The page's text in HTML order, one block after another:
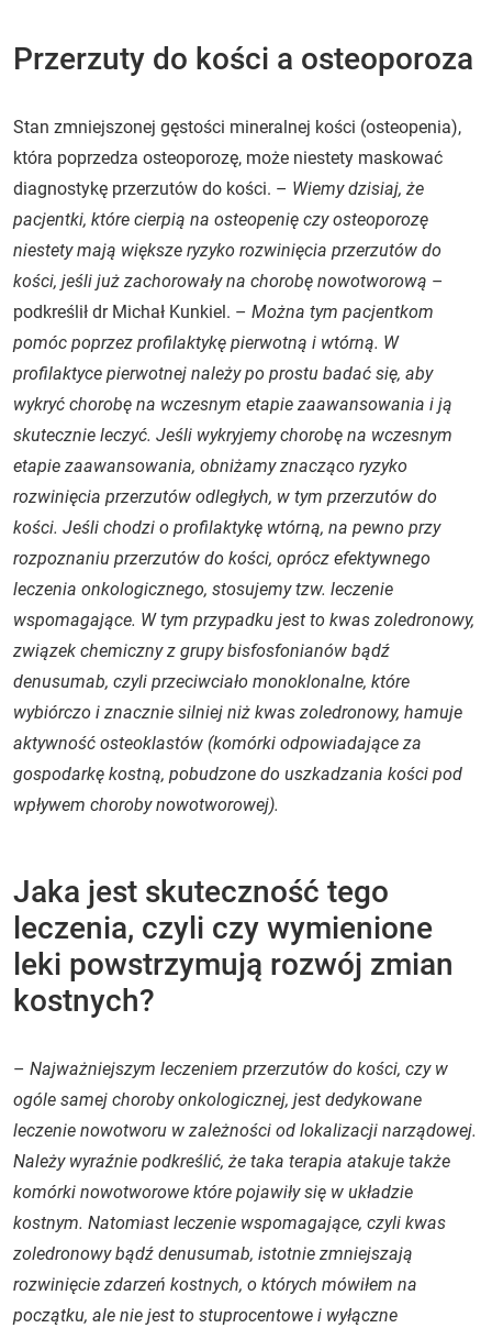
Przerzuty do kości a osteoporoza
Stan zmniejszonej gęstości mineralnej kości (osteopenia),
która poprzedza osteoporozę, może niestety maskować
diagnostykę przerzutów do kości. – Wiemy dzisiaj, że
pacjentki, które cierpią na osteopenię czy osteoporozę
niestety mają większe ryzyko rozwinięcia przerzutów do
kości, jeśli już zachorowały na chorobę nowotworową –
podkreślił dr Michał Kunkiel. – Można tym pacjentkom
pomóc poprzez profilaktykę pierwotną i wtórną. W
profilaktyce pierwotnej należy po prostu badać się, aby
wykryć chorobę na wczesnym etapie zaawansowania i ją
skutecznie leczyć. Jeśli wykryjemy chorobę na wczesnym
etapie zaawansowania, obniżamy znacząco ryzyko
rozwinięcia przerzutów odległych, w tym przerzutów do
kości. Jeśli chodzi o profilaktykę wtórną, na pewno przy
rozpoznaniu przerzutów do kości, oprócz efektywnego
leczenia onkologicznego, stosujemy tzw. leczenie
wspomagające. W tym przypadku jest to kwas zoledronowy,
związek chemiczny z grupy bisfosfonianów bądź
denusumab, czyli przeciwciało monoklonalne, które
wybiórczo i znacznie silniej niż kwas zoledronowy, hamuje
aktywność osteoklastów (komórki odpowiadające za
gospodarkę kostną, pobudzone do uszkadzania kości pod
wpływem choroby nowotworowej).
Jaka jest skuteczność tego
leczenia, czyli czy wymienione
leki powstrzymują rozwój zmian
kostnych?
– Najważniejszym leczeniem przerzutów do kości, czy w
ogóle samej choroby onkologicznej, jest dedykowane
leczenie nowotworu w zależności od lokalizacji narządowej.
Należy wyraźnie podkreślić, że taka terapia atakuje także
komórki nowotworowe które pojawiły się w układzie
kostnym. Natomiast leczenie wspomagające, czyli kwas
zoledronowy bądź denusumab, istotnie zmniejszają
rozwinięcie zdarzeń kostnych, o których mówiłem na
początku, ale nie jest to stuprocentowe i wyłączne